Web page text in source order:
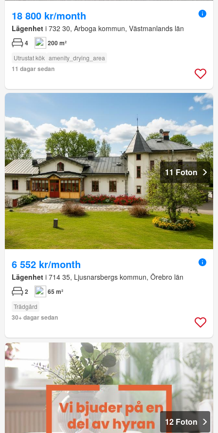
18 800 kr/month
Lägenhet i 732 30, Arboga kommun, Västmanlands län
4 200 m²
Utrustat kök amenity_drying_area
11 dagar sedan
11 Foton
6 552 kr/month
Lägenhet i 714 35, Ljusnarsbergs kommun, Örebro län
2 65 m²
Trädgård
30+ dagar sedan
12 Foton